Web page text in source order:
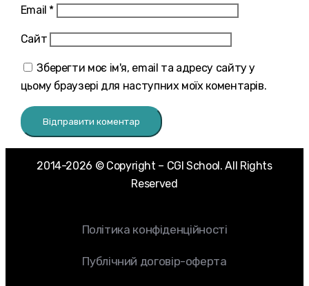
Email *
Сайт
Зберегти моє ім'я, email та адресу сайту у
цьому браузері для наступних моїх коментарів.
2014-2026 © Copyright – CGI School. All Rights
Reserved
Політика конфіденційності
Публічний договір-оферта